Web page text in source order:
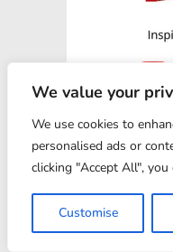
We value your
We use cookies to
personalised ads or
clicking "Accept All",
Customise